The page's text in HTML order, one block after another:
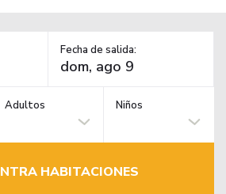
Fecha de salida:
Adultos Niños
HABITACIONES